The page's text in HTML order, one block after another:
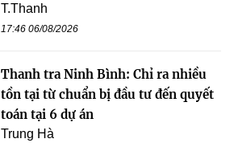
T.Thanh
17:46 06/08/2026
Thanh tra Ninh Bình: Chỉ ra nhiều
tồn tại từ chuẩn bị đầu tư đến quyết
toán tại 6 dự án
Trung Hà